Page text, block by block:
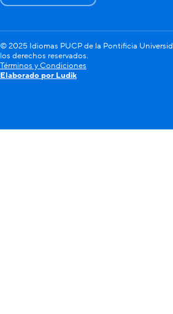
© 2025 Idiomas PUCP de la Pontificia
los derechos reservados.
Términos y Condiciones
Elaborado por Ludik